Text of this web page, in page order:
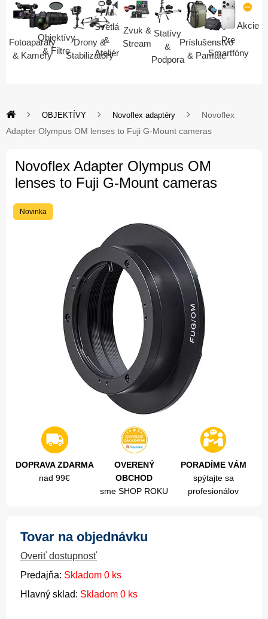
Fotoaparáty
& Kamery
Objektívy
& Filtre
Drony &
Stabilizátory
Svetlá
&
Ateliér
Zvuk &
Stream
Statívy
&
Podpora
Príslušenstvo
& Pamäte
Pre
Smartfóny
Akcie
OBJEKTÍVY Novoflex adaptéry
Novoflex
Adapter Olympus OM lenses to Fuji G-Mount cameras
Novoflex Adapter Olympus OM
lenses to Fuji G-Mount cameras
Novinka
DOPRAVA ZDARMA
nad 99€
OVERENÝ
OBCHOD
sme SHOP ROKU
PORADÍME VÁM
spýtajte sa
profesionálov
Tovar na objednávku
Overiť dostupnosť
Predajňa: Skladom 0 ks
Hlavný sklad: Skladom 0 ks